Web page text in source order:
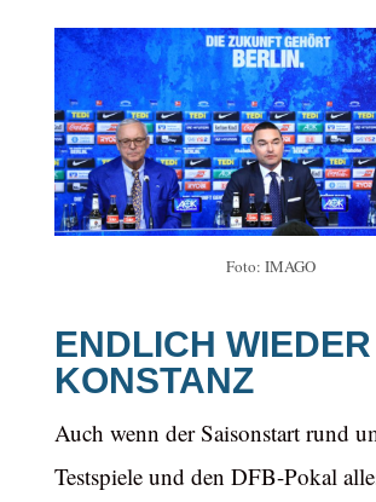
Foto: IMAGO
ENDLICH WIEDER
KONSTANZ
Auch wenn der Saisonstart rund
Testspiele und den DFB-Pokal